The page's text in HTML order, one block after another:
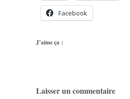
Facebook
J’aime ça :
Laisser un commentaire